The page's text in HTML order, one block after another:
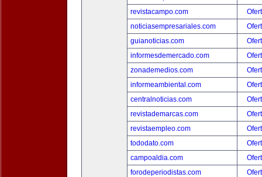
revistacampo.com
noticiasempresariales.com
guianoticias.com
informesdemercado.com
zonademedios.com
informeambiental.com
centralnoticias.com
revistademarcas.com
revistaempleo.com
tododato.com
campoaldia.com
forodeperiodistas.com